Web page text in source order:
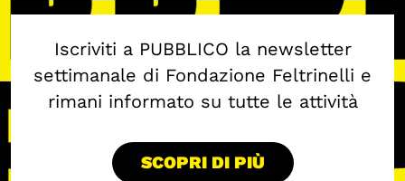
Iscriviti a PUBBLICO la newsletter
settimanale di Fondazione Feltrinelli e
rimani informato su tutte le attività
SCOPRI DI PIÙ